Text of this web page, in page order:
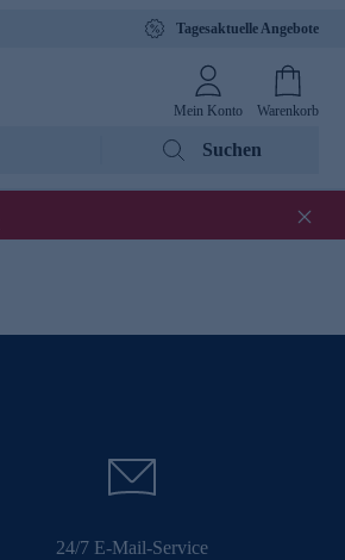
Tagesaktuelle Angebote
Mein Konto Warenkorb
Suchen
24/7 E-Mail-Service